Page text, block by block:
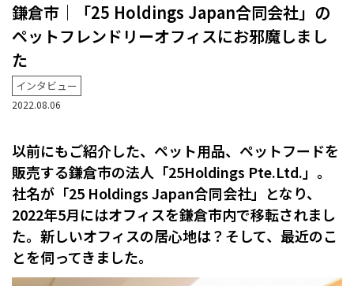
鎌倉市｜「25 Holdings Japan合同会社」の
ペットフレンドリーオフィスにお邪魔しまし
た
インタビュー
2022.08.06
以前にもご紹介した、ペット用品、ペットフードを
販売する鎌倉市の法人「25Holdings Pte.Ltd.」。
社名が「25 Holdings Japan合同会社」となり、
2022年5月にはオフィスを鎌倉市内で移転されまし
た。新しいオフィスの居心地は？そして、最近のこ
とを伺ってきました。